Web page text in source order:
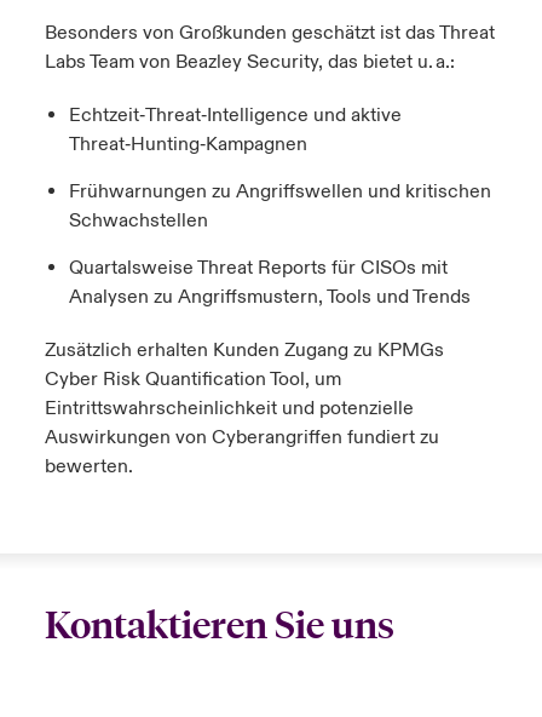
Besonders von Großkunden geschätzt ist das Threat
Labs Team von Beazley Security, das bietet u. a.:
Echtzeit‑Threat‑Intelligence und aktive
Threat‑Hunting‑Kampagnen
Frühwarnungen zu Angriffswellen und kritischen
Schwachstellen
Quartalsweise Threat Reports für CISOs mit
Analysen zu Angriffsmustern, Tools und Trends
Zusätzlich erhalten Kunden Zugang zu KPMGs
Cyber Risk Quantification Tool, um
Eintrittswahrscheinlichkeit und potenzielle
Auswirkungen von Cyberangriffen fundiert zu
bewerten.
Kontaktieren Sie uns